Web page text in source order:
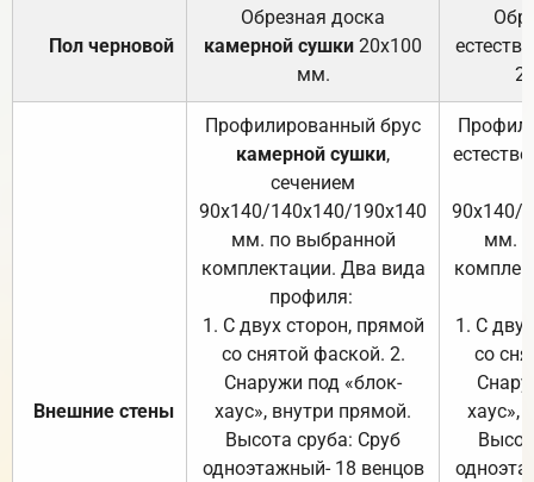
Пол черновой
Обрезная доска
камерной сушки 20х100
мм.
Внешние стены
Профилированный брус
камерной сушки,
сечением
90х140/140х140/190х140
мм. по выбранной
комплектации. Два вида
профиля:
1. С двух сторон, прямой
со снятой фаской. 2.
Снаружи под «блок-
хаус», внутри прямой.
Высота сруба: Сруб
одноэтажный- 18 венцов
90х140/
мм.
1. С
со
хаус»,